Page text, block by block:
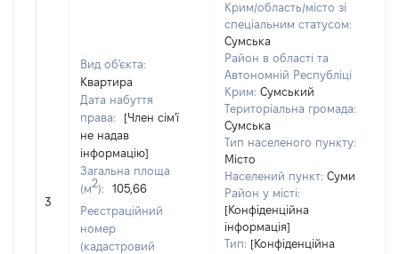
3
Вид об'єкта:
Квартира
Дата набуття
права:
[Член сім'ї
не надав
інформацію]
Загальна площа
(м2):
105,66
Реєстраційний
номер
(кадастровий
Крим/область/місто зі
спеціальним статусом:
Сумська
Район в області та
Автономній Республіці
Крим: Сумський
Територіальна громада:
Сумська
Тип населеного пункту:
Місто
Населений пункт: Суми
Район у місті:
[Конфіденційна
інформація]
Тип: [Конфіденційна